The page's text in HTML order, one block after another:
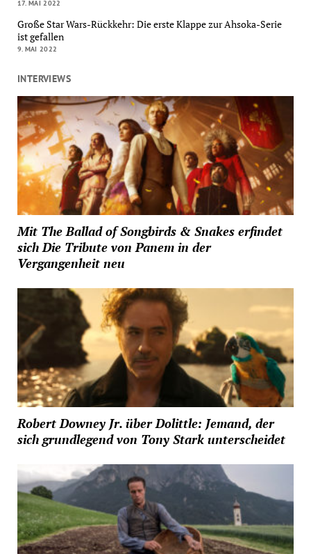
17. MAI 2022
Große Star Wars-Rückkehr: Die erste Klappe zur Ahsoka-Serie
ist gefallen
9. MAI 2022
INTERVIEWS
Mit The Ballad of Songbirds & Snakes erfindet
sich Die Tribute von Panem in der
Vergangenheit neu
Robert Downey Jr. über Dolittle: Jemand, der
sich grundlegend von Tony Stark unterscheidet